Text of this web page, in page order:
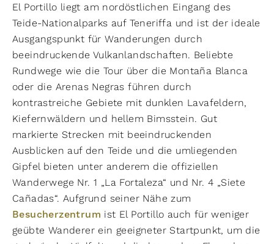
El Portillo liegt am nordöstlichen Eingang des
Teide-Nationalparks auf Teneriffa und ist der ideale
Ausgangspunkt für Wanderungen durch
beeindruckende Vulkanlandschaften. Beliebte
Rundwege wie die Tour über die Montaña Blanca
oder die Arenas Negras führen durch
kontrastreiche Gebiete mit dunklen Lavafeldern,
Kiefernwäldern und hellem Bimsstein. Gut
markierte Strecken mit beeindruckenden
Ausblicken auf den Teide und die umliegenden
Gipfel bieten unter anderem die offiziellen
Wanderwege Nr. 1 „La Fortaleza“ und Nr. 4 „Siete
Cañadas“. Aufgrund seiner Nähe zum
Besucherzentrum ist El Portillo auch für weniger
geübte Wanderer ein geeigneter Startpunkt, um die